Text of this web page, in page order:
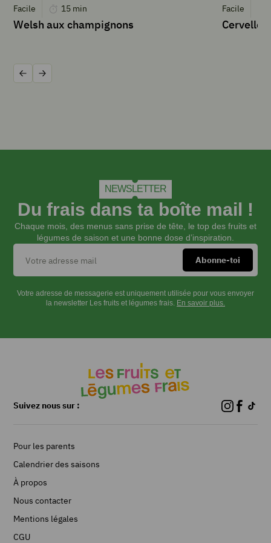
cl
crème
g
de
d’
eau
1
c
à
graines
de
les
fanes
radis
Facile 15 min
Welsh aux champignons
Facile
Cervelle
Précédent
Suivant
NEWSLETTER
Du frais dans ta boîte mail !
Chaque mois, des menus sans prise de tête, le top des fruits et
légumes de saison et une bonne dose d’inspiration.
Votre adresse de messagerie est uniquement utilisée pour vous envoyer
la newsletter Les fruits et légumes frais. En savoir plus.
Suivez nous sur :
Pour les parents
Calendrier des saisons
À propos
Nous contacter
Mentions légales
CGU